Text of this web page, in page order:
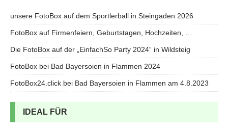
unsere FotoBox auf dem Sportlerball in Steingaden 2026
FotoBox auf Firmenfeiern, Geburtstagen, Hochzeiten, …
Die FotoBox auf der „EinfachSo Party 2024“ in Wildsteig
FotoBox bei Bad Bayersoien in Flammen 2024
FotoBox24.click bei Bad Bayersoien in Flammen am 4.8.2023
IDEAL FÜR